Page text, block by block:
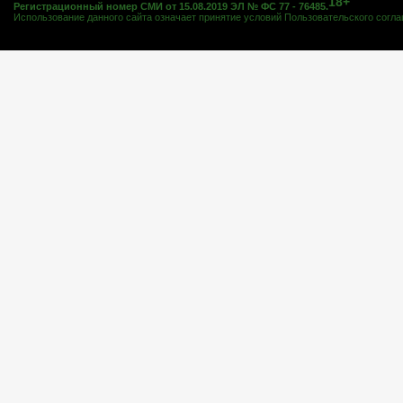
Регистрационный номер СМИ от 15.08.2019 ЭЛ № ФС 77 - 76485.
Использование данного сайта означает принятие условий Пользовательского